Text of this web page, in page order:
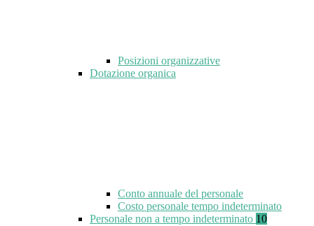
Posizioni organizzative
Dotazione organica
Conto annuale del personale
Costo personale tempo indeterminato
Personale non a tempo indeterminato 10